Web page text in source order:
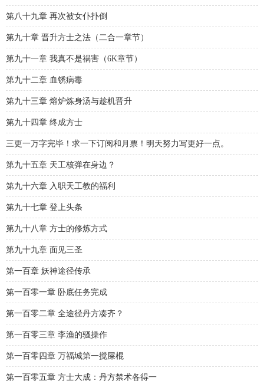
第八十九章 再次被女仆扑倒
第九十章 晋升方士之法（二合一章节）
第九十一章 我真不是祸害（6K章节）
第九十二章 血锈病毒
第九十三章 熔炉炼身汤与趁机晋升
第九十四章 终成方士
三更一万字完毕！求一下订阅和月票！明天努力写更好一点。
第九十五章 天工核弹在身边？
第九十六章 入职天工教的福利
第九十七章 登上头条
第九十八章 方士的修炼方式
第九十九章 面见三圣
第一百章 妖神途径传承
第一百零一章 卧底任务完成
第一百零二章 全途径丹方凑齐？
第一百零三章 李渔的骚操作
第一百零四章 万福城第一搅屎棍
第一百零五章 方士大成：丹方禁术各得一